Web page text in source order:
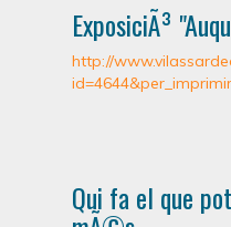
ExposiciÃ³
http://
Qui fa el que